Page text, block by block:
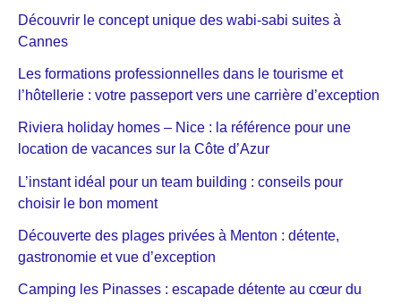
Découvrir le concept unique des wabi-sabi suites à
Cannes
Les formations professionnelles dans le tourisme et
l’hôtellerie : votre passeport vers une carrière d’exception
Riviera holiday homes – Nice : la référence pour une
location de vacances sur la Côte d’Azur
L’instant idéal pour un team building : conseils pour
choisir le bon moment
Découverte des plages privées à Menton : détente,
gastronomie et vue d’exception
Camping les Pinasses : escapade détente au cœur du